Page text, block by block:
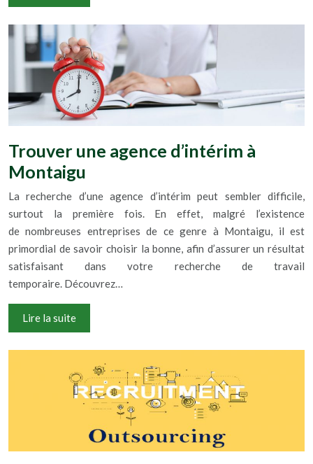
Trouver une agence d’intérim à
Montaigu
La recherche d’une agence d’intérim peut sembler difficile,
surtout la première fois. En effet, malgré l’existence
de nombreuses entreprises de ce genre à Montaigu, il est
primordial de savoir choisir la bonne, afin d’assurer un résultat
satisfaisant dans votre recherche de travail
temporaire. Découvrez…
Lire la suite